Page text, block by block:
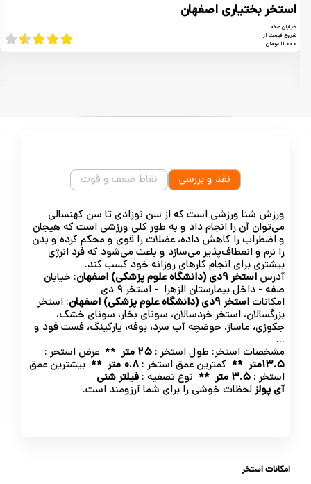
استخر بختیاری اصفهان
خیابان صفه
شروع قیمت از
۱۱,۰۰۰ تومان
نقد و بررسی نقاط ضعف و قوت
ورزش شنا ورزشی است که از سن نوزادی تا سن کهنسالی
می‌توان آن را انجام داد و به طور کلی ورزشی است که هیجان
و اضطراب را کاهش داده، عضلات را قوی و محکم کرده و بدن
را نرم و انعطاف‌پذیر می‌سازد و باعث می‌شود که فرد انرژی
بیشتری برای انجام کارهای روزانه خود کسب کند.
آدرس استخر 9دی (دانشگاه علوم پزشکی) اصفهان : خیابان
صفه - داخل بیمارستان الزهرا - استخر ۹ دی
امکاناتاستخر 9دی (دانشگاه علوم پزشکی) اصفهان : استخر
بزرگسالان، استخر خردسالان، سونای بخار، سونای خشک،
جکوزی، ماساژ، حوضچه آب سرد، بوفه، پارکینگ، فست فود و
...
مشخصات استخر: طول استخر : ۲۵ متر ** عرض استخر :
۱۳.۵متر ** کمترین عمق استخر : ۰.۸ متر ** بیشترین عمق
استخر : ۳.۵ متر ** نوع تصفیه : فیلتر شنی
آی پولزلحظات خوشی را برای شما آرزومند است.
امکانات استخر